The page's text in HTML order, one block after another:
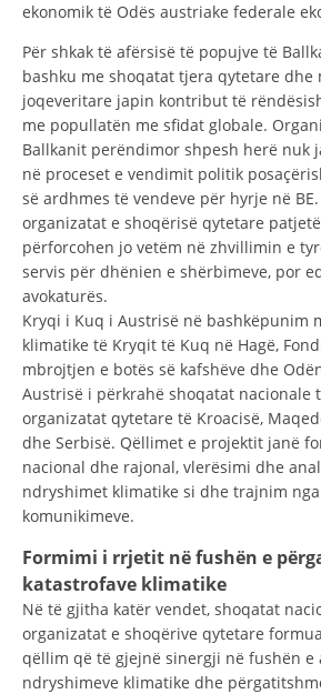
ORGANIZIMI DHE
BORDI DREJTUES
KUVENDI
STRUKTURA DHE STRUKTURA
DISEMINIMI
PROMOVIMI I VLERAVE
PËRDORIMIN DHE MBROJTJEN E
SOCIALO-HUMANITARE
SI TË JEPNI DONACIONE
PËRGATITSHMËRI DHE VEPRIM GJATË
EKIPE PËRGJIGJE DISASTER
EOK E CK
PROJEKTE
ekonomik të Odës austriake federale
Për shkak të afërsisë të popujve të
bashku me shoqatat tjera qytetare dhe
joqeveritare japin kontribut të
me popullatën me sfidat globale.
Ballkanit perëndimor shpesh herë nuk
në proceset e vendimit politik
së ardhmes të vendeve për hyrje në
organizatat e shoqërisë qytetare
përforcohen jo vetëm në zhvillimin e
servis për dhënien e shërbimeve, por
avokaturës.
Kryqi i Kuq i Austrisë në bashkëpunim
klimatike të Kryqit të Kuq në Hagë,
mbrojtjen e botës së kafshëve dhe
Austrisë i përkrahë shoqatat nacionale
organizatat qytetare të Kroacisë,
dhe Serbisë. Qëllimet e projektit janë
nacional dhe rajonal, vlerësimi dhe
ndryshimet klimatike si dhe trajnim
komunikimeve.
Formimi i rrjetit në fushën e
katastrofave klimatike
Në të gjitha katër vendet, shoqatat
organizatat e shoqërive qytetare
qëllim që të gjejnë sinergji në fushën e
ndryshimeve klimatike dhe